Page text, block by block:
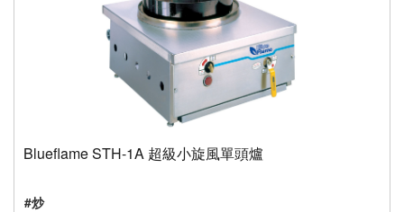
Blueflame STH-1A 超級小旋風單頭爐
#炒